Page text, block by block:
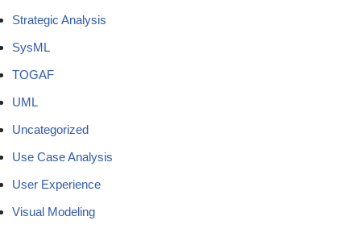
Strategic Analysis
SysML
TOGAF
UML
Uncategorized
Use Case Analysis
User Experience
Visual Modeling